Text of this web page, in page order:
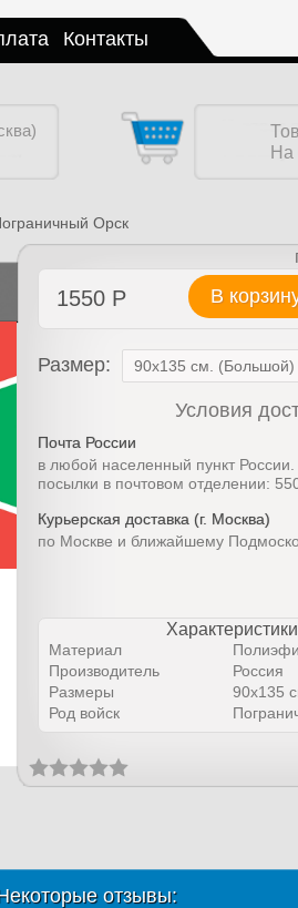
Контакты
На
Орск
1550 Р В
Размер:
Условия
Почта России
в любой населенный пункт
посылки в почтовом отделении:
Курьерская доставка (г. Москва)
по Москве и ближайшему
Материал
Производитель
Россия
Размеры
90х135
Род войск
отзывы: